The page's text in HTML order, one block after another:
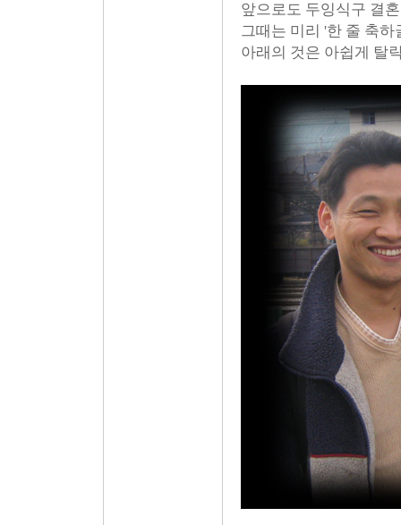
앞으로도 두잉식구 결
그때는 미리 '한 줄 축
아래의 것은 아쉽게 탈